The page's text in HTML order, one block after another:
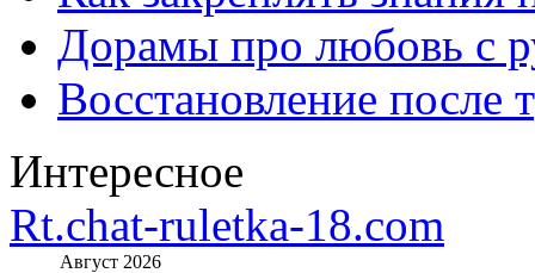
Дорамы про любовь с
Восстановление после
Интересное
Rt.chat-ruletka-18.com
Август 2026